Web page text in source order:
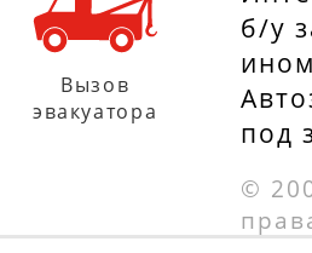
б/у
под
©
Вызов
эвакуатора